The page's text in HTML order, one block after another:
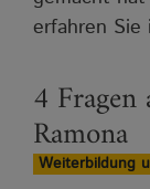
erfahren
4
Ramona
Weiterbildung